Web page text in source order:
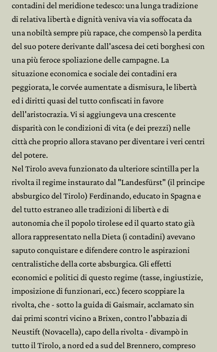
contadini del meridione tedesco: una lunga tradizione
di relativa libertà e dignità veniva via via soffocata da
una nobiltà sempre più rapace, che compensò la perdita
del suo potere derivante dall'ascesa dei ceti borghesi con
una più feroce spoliazione delle campagne. La
situazione economica e sociale dei contadini era
peggiorata, le corvée aumentate a dismisura, le libertà
ed i diritti quasi del tutto confiscati in favore
dell'aristocrazia. Vi si aggiungeva una crescente
disparità con le condizioni di vita (e dei prezzi) nelle
città che proprio allora stavano per diventare i veri centri
del potere.
Nel Tirolo aveva funzionato da ulteriore scintilla per la
rivolta il regime instaurato dal "Landesfürst" (il principe
absburgico del Tirolo) Ferdinando, educato in Spagna e
del tutto estraneo alle tradizioni di libertà e di
autonomia che il popolo tirolese ed il quarto stato già
allora rappresentato nella Dieta (i contadini) avevano
saputo conquistare e difendere contro le aspirazioni
centralistiche della corte absburgica. Gli effetti
economici e politici di questo regime (tasse, ingiustizie,
imposizione di funzionari, ecc.) fecero scoppiare la
rivolta, che - sotto la guida di Gaismair, acclamato sin
dai primi scontri vicino a Brixen, contro l'abbazia di
Neustift (Novacella), capo della rivolta - divampò in
tutto il Tirolo, a nord ed a sud del Brennero, compreso